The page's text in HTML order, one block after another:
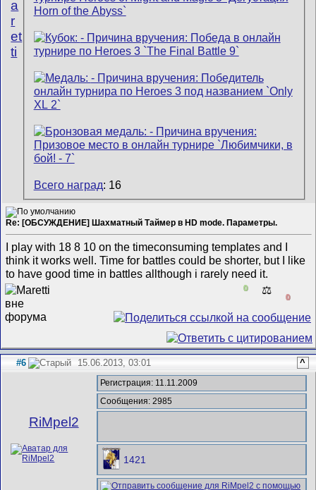
a
r
et
ti
Всего наград: 16
Re: [ОБСУЖДЕНИЕ] Шахматный Таймер в HD mode. Параметры.
I play with 18 8 10 on the timeconsuming templates and I
think it works well. Time for battles could be shorter, but I like
to have good time in battles allthough i rarely need it.
0 ⚖️
0
#6 15.06.2013, 03:01 ^
RiMpel2
Регистрация: 11.11.2009
Сообщения: 2985
1421